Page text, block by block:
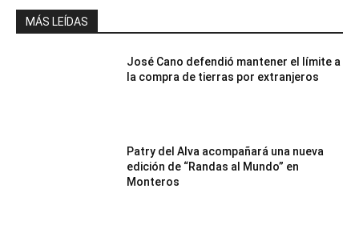
MÁS LEÍDAS
José Cano defendió mantener el límite a
la compra de tierras por extranjeros
Patry del Alva acompañará una nueva
edición de “Randas al Mundo” en
Monteros